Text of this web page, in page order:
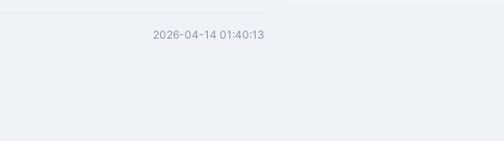
2026-04-14 01:40:13